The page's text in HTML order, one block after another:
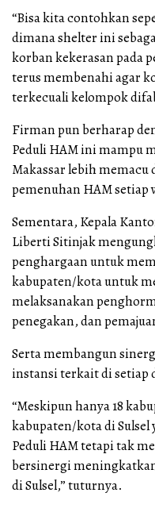
“Bisa kita contohkan
dimana shelter ini
korban kekerasan pada
terus membenahi agar
terkecuali kelompok
Firman pun berharap
Peduli HAM ini mampu
Makassar lebih
pemenuhan HAM setiap
Sementara, Kepala
Liberti Sitinjak
penghargaan untuk
kabupaten/kota untuk
melaksanakan
penegakan, dan
Serta membangun
instansi terkait di setiap
“Meskipun hanya 18
kabupaten/kota di
Peduli HAM tetapi tak
bersinergi
di Sulsel,” tuturnya.